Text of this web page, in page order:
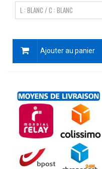
Ajouter au panier